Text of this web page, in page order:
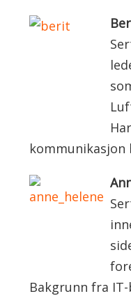
Bakgrunn fra